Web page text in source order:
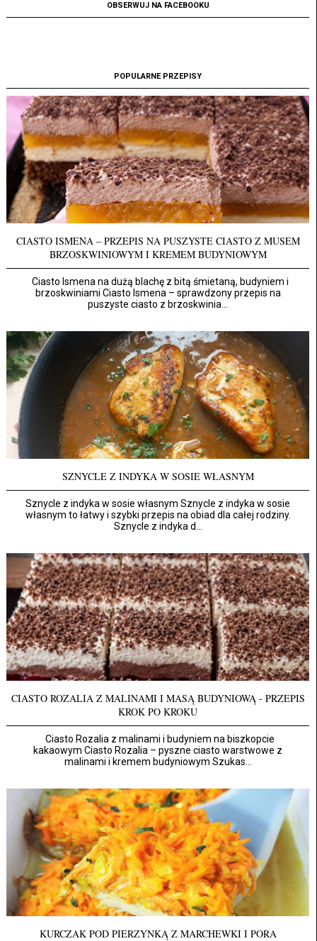
OBSERWUJ NA FACEBOOKU
POPULARNE PRZEPISY
CIASTO ISMENA – PRZEPIS NA PUSZYSTE CIASTO Z MUSEM
BRZOSKWINIOWYM I KREMEM BUDYNIOWYM
Ciasto Ismena na dużą blachę z bitą śmietaną, budyniem i
brzoskwiniami Ciasto Ismena – sprawdzony przepis na
puszyste ciasto z brzoskwinia...
SZNYCLE Z INDYKA W SOSIE WŁASNYM
Sznycle z indyka w sosie własnym Sznycle z indyka w sosie
własnym to łatwy i szybki przepis na obiad dla całej rodziny.
Sznycle z indyka d...
CIASTO ROZALIA Z MALINAMI I MASĄ BUDYNIOWĄ - PRZEPIS
KROK PO KROKU
Ciasto Rozalia z malinami i budyniem na biszkopcie
kakaowym Ciasto Rozalia – pyszne ciasto warstwowe z
malinami i kremem budyniowym Szukas...
KURCZAK POD PIERZYNKĄ Z MARCHEWKI I PORA